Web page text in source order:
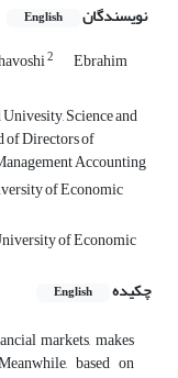
نویسندگان English
2 Ebrahim
Science and
of Directors of
Accounting
of Economic
of Economic
چکیده
English
markets, makes
based on